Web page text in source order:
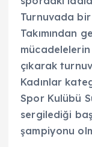
Turnuvada
Takımından
çıkarak
Kadınlar
Spor Kulübü
sergilediği
şampiyonu